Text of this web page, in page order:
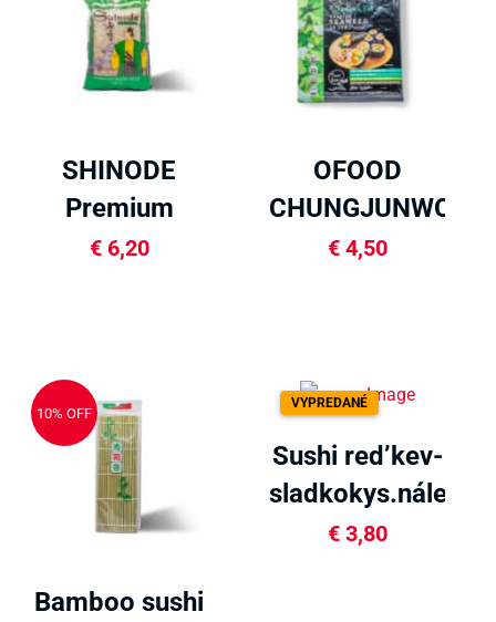
SHINODE
Premium
Sushi Ryža
€6,20
OFOOD
CHUNGJUNWON
Nori na sushi
€4,50
10% OFF
Bamboo sushi
VYPREDANÉ
Sushi red’kev-
sladkokys.nálev
350g
€3,80